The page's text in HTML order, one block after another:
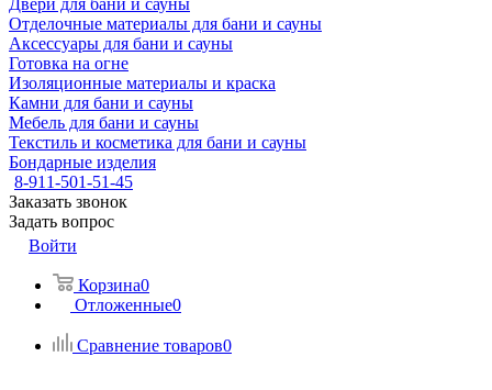
Двери для бани и сауны
Отделочные материалы для бани и сауны
Аксессуары для бани и сауны
Готовка на огне
Изоляционные материалы и краска
Камни для бани и сауны
Мебель для бани и сауны
Текстиль и косметика для бани и сауны
Бондарные изделия
8-911-501-51-45
Заказать звонок
Задать вопрос
Войти
Корзина0
Отложенные0
Сравнение товаров0